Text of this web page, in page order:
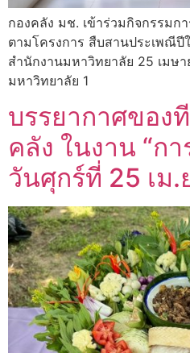
กองคลัง มช. เข้าร่วมกิจกรรมก
ตามโครงการ สืบสานประเพณี
สำนักงานมหาวิทยาลัย 25 เมษ
มหาวิทยาลัย 1
บรรยากาศของ
คลัง ในงาน “ก
วันศุกร์ที่ 25 เม